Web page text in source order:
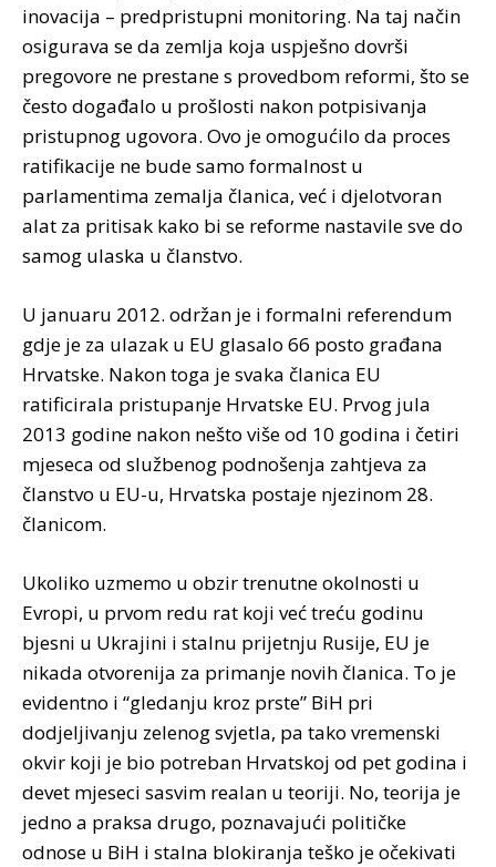
inovacija – predpristupni monitoring. Na taj način
osigurava se da zemlja koja uspješno dovrši
pregovore ne prestane s provedbom reformi, što se
često događalo u prošlosti nakon potpisivanja
pristupnog ugovora. Ovo je omogućilo da proces
ratifikacije ne bude samo formalnost u
parlamentima zemalja članica, već i djelotvoran
alat za pritisak kako bi se reforme nastavile sve do
samog ulaska u članstvo.
U januaru 2012. održan je i formalni referendum
gdje je za ulazak u EU glasalo 66 posto građana
Hrvatske. Nakon toga je svaka članica EU
ratificirala pristupanje Hrvatske EU. Prvog jula
2013 godine nakon nešto više od 10 godina i četiri
mjeseca od službenog podnošenja zahtjeva za
članstvo u EU-u, Hrvatska postaje njezinom 28.
članicom.
Ukoliko uzmemo u obzir trenutne okolnosti u
Evropi, u prvom redu rat koji već treću godinu
bjesni u Ukrajini i stalnu prijetnju Rusije, EU je
nikada otvorenija za primanje novih članica. To je
evidentno i “gledanju kroz prste” BiH pri
dodjeljivanju zelenog svjetla, pa tako vremenski
okvir koji je bio potreban Hrvatskoj od pet godina i
devet mjeseci sasvim realan u teoriji. No, teorija je
jedno a praksa drugo, poznavajući političke
odnose u BiH i stalna blokiranja teško je očekivati